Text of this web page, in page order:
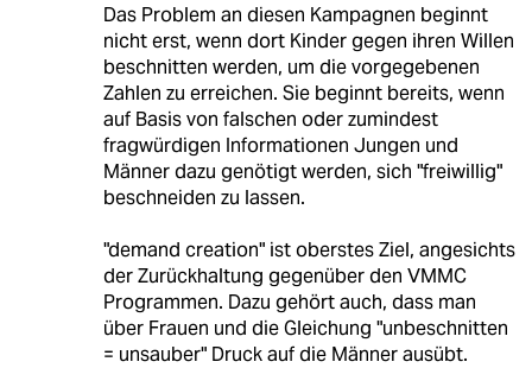
Das Problem an diesen Kampagnen beginnt
nicht erst, wenn dort Kinder gegen ihren Willen
beschnitten werden, um die vorgegebenen
Zahlen zu erreichen. Sie beginnt bereits, wenn
auf Basis von falschen oder zumindest
fragwürdigen Informationen Jungen und
Männer dazu genötigt werden, sich "freiwillig"
beschneiden zu lassen.
"demand creation" ist oberstes Ziel, angesichts
der Zurückhaltung gegenüber den VMMC
Programmen. Dazu gehört auch, dass man
über Frauen und die Gleichung "unbeschnitten
= unsauber" Druck auf die Männer ausübt.